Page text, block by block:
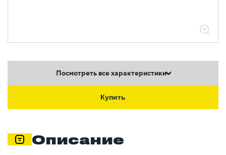
Посмотреть все характеристики
Купить
Описание